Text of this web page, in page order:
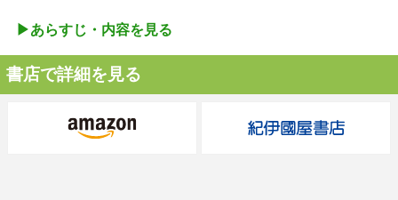
▶︎あらすじ・内容を見る
書店で詳細を見る